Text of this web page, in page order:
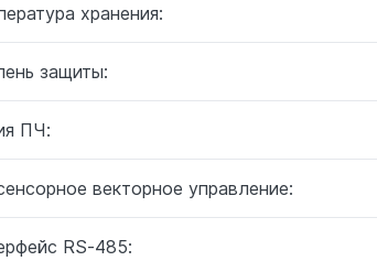
хранения:
защиты:
ПЧ:
векторное управление:
RS-485: